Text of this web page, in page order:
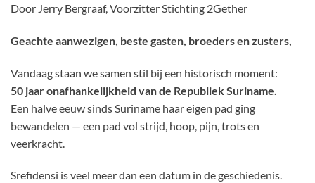
Door Jerry Bergraaf, Voorzitter Stichting 2Gether
Geachte aanwezigen, beste gasten, broeders en zusters,
Vandaag staan we samen stil bij een historisch moment:
50 jaar onafhankelijkheid van de Republiek Suriname.
Een halve eeuw sinds Suriname haar eigen pad ging
bewandelen — een pad vol strijd, hoop, pijn, trots en
veerkracht.
Srefidensi is veel meer dan een datum in de geschiedenis.